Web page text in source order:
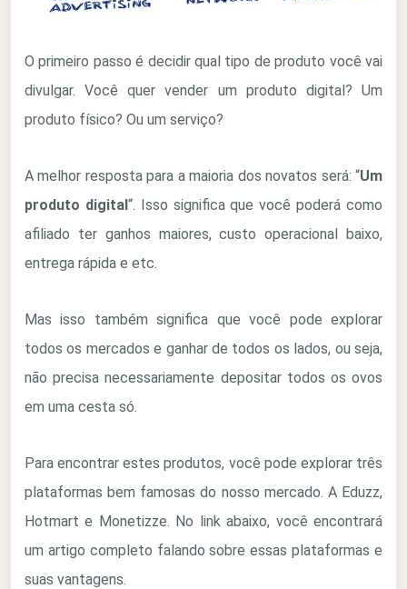
O primeiro passo é decidir qual tipo de produto você vai
divulgar. Você quer vender um produto digital? Um
produto físico? Ou um serviço?
A melhor resposta para a maioria dos novatos será: “Um
produto digital“. Isso significa que você poderá como
afiliado ter ganhos maiores, custo operacional baixo,
entrega rápida e etc.
Mas isso também significa que você pode explorar
todos os mercados e ganhar de todos os lados, ou seja,
não precisa necessariamente depositar todos os ovos
em uma cesta só.
Para encontrar estes produtos, você pode explorar três
plataformas bem famosas do nosso mercado. A Eduzz,
Hotmart e Monetizze. No link abaixo, você encontrará
um artigo completo falando sobre essas plataformas e
suas vantagens.